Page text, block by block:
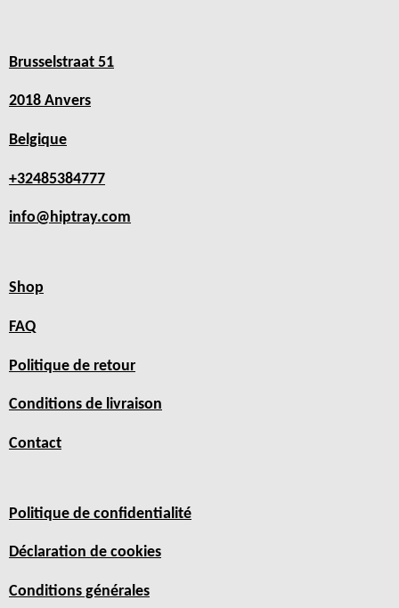
Brusselstraat 51
2018 Anvers
Belgique
+32485384777
info@hiptray.com
Shop
FAQ
Politique de retour
Conditions de livraison
Contact
Politique de confidentialité
Déclaration de cookies
Conditions générales